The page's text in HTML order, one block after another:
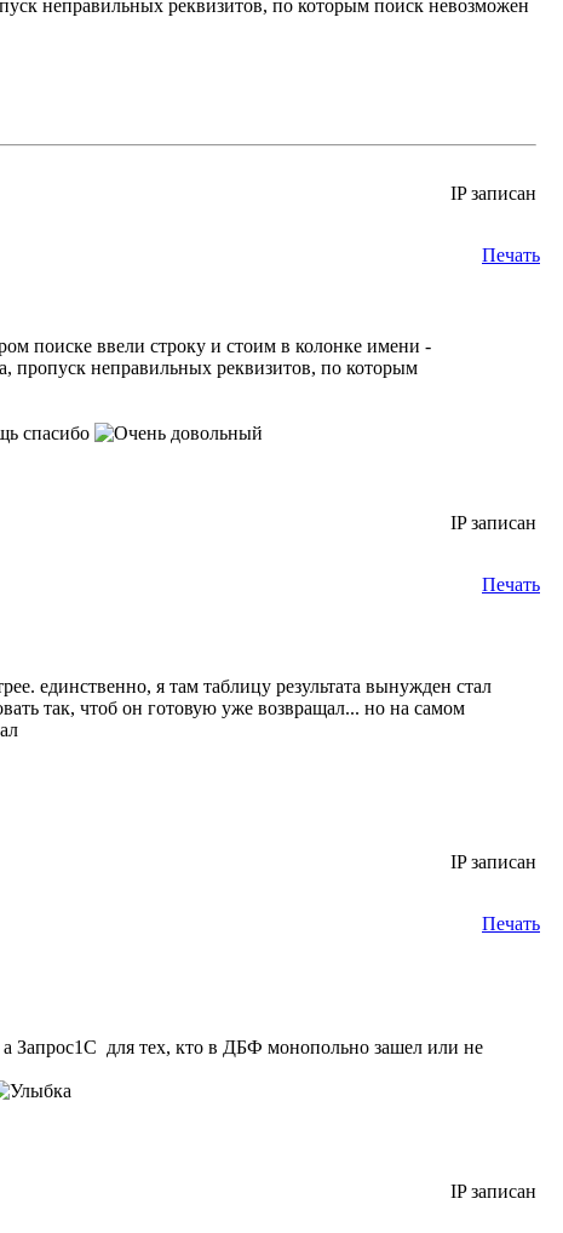
неправильных реквизитов, по которым поиск невозможен
IP записан
Печать
поиске ввели строку и стоим в колонке имени -
пропуск неправильных реквизитов, по которым
спасибо
IP записан
Печать
единственно, я там таблицу результата вынужден стал
так, чтоб он готовую уже возвращал... но на самом
IP записан
Печать
Запрос1С для тех, кто в ДБФ монопольно зашел или не
IP записан